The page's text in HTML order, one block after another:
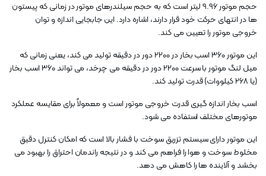
حجم موتور 9.96 لیتر است که به حجم سیلندرهای موتور در زمانی که پیستون
ها در انتهای حرکت خود قرار دارند، اشاره دارد. این جابجایی اندازه و توان
خروجی موتور را تعیین می کند.
این موتور 360 اسب بخار در 2200 دور در دقیقه تولید می کند، یعنی زمانی که
میل لنگ موتور با سرعت 2200 دور در دقیقه می چرخد، می تواند 360 اسب بخار
(یا 268 کیلووات) قدرت تولید کند.
اسب بخار اندازه گیری قدرت خروجی موتور است و معمولاً برای مقایسه عملکرد
موتورهای مختلف استفاده می شود.
این موتور دارای سیستم تزریق سوخت با فشار بالا است که امکان کنترل دقیق
مخلوط سوخت و هوا را فراهم می کند و در نتیجه راندمان احتراق را بهبود می
بخشد و آلاینده ها را کاهش می دهد.